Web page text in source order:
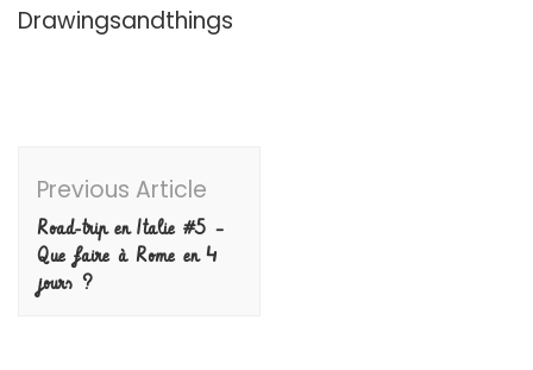
Drawingsandthings
Navigation
Previous Article
Road-trip en Italie #5 –
Que faire à Rome en 4
jours ?